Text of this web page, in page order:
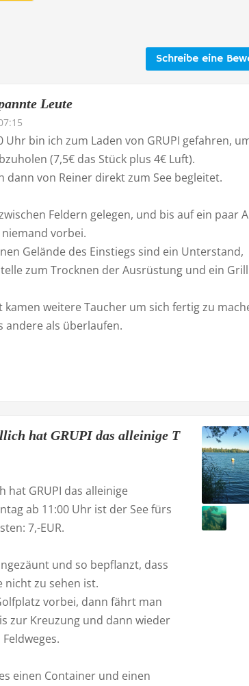
Schreibe eine
Leute
Uhr bin ich zum Laden von GRUPI gefahren,
(7,5€ das Stück plus 4€ Luft).
dann von Reiner direkt zum See begleitet.
Feldern gelegen, und bis auf ein paar
vorbei.
Gelände des Einstiegs sind ein Unterstand,
zum Trocknen der Ausrüstung und ein Grill
kamen weitere Taucher um sich fertig zu
andere als überlaufen.
hat GRUPI das alleinige T
hat GRUPI das alleinige
ab 11:00 Uhr ist der See fürs
7,-EUR.
und so bepflanzt, dass
nicht zu sehen ist.
vorbei, dann fährt man
zur Kreuzung und dann wieder
einen Container und einen